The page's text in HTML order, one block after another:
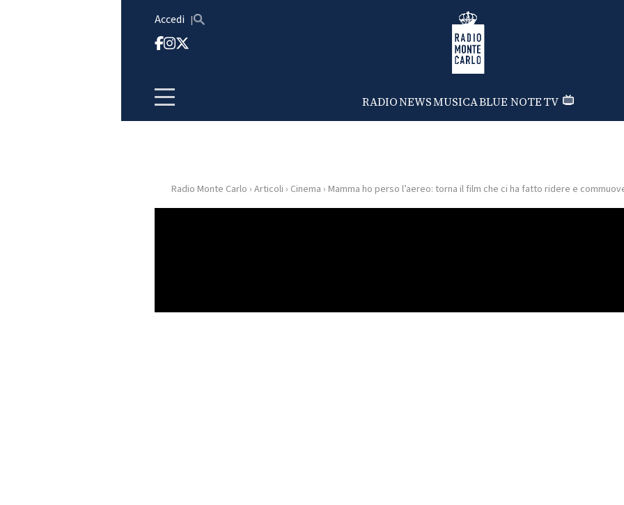
Accedi Radio Monte Carlo
RADIONEWSMUSICABLUE NOTETV
HOMERadio Monte Carlo › Articoli › Cinema › Mamma ho perso l’aereo: torna il film che ci ha fatto ridere e